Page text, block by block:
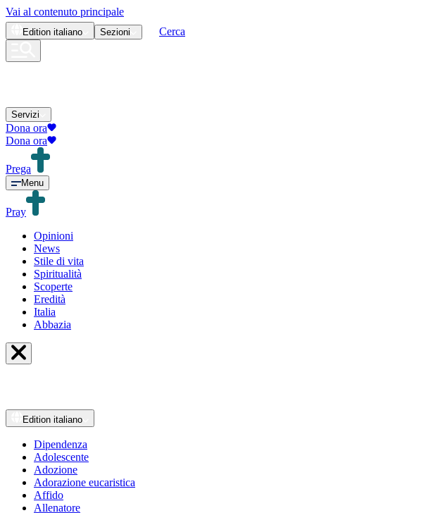
Vai al contenuto principale
Edition italiano Sezioni Cerca
Servizi
Dona ora
Dona ora
Prega
Menu
Pray
Opinioni
News
Stile di vita
Spiritualità
Scoperte
Eredità
Italia
Abbazia
Edition italiano
Dipendenza
Adolescente
Adozione
Adorazione eucaristica
Affido
Allenatore